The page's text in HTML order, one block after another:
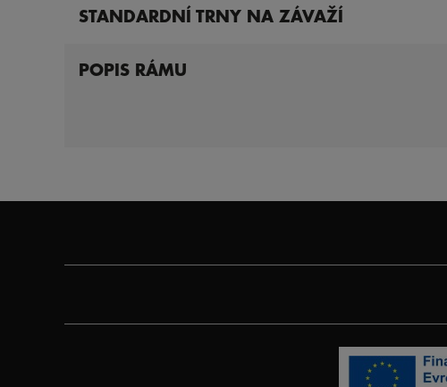
STANDARDNÍ TRNY NA ZÁVAŽÍ
POPIS RÁMU